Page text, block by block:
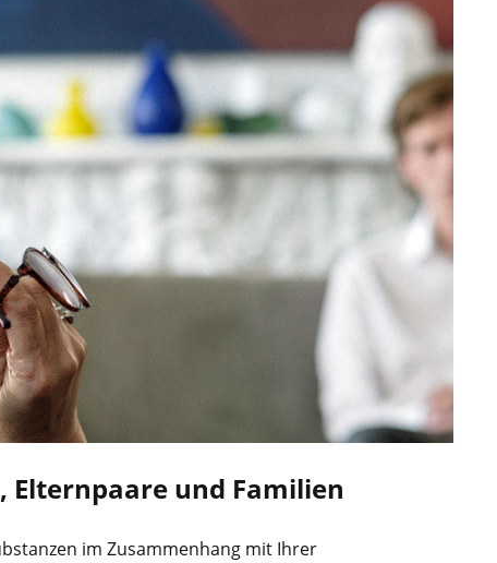
und Familien
im Zusammenhang mit Ihrer